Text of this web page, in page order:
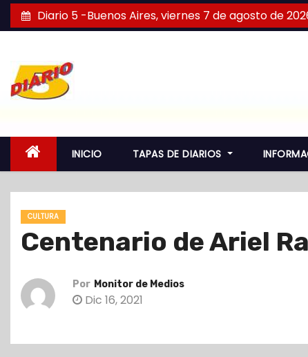
a
Diario 5 -Buenos Aires, viernes 7 de agosto de
INICIO TAPAS DE DIARIOS
CULTURA
Centenario de Ariel
Por Monitor de Medios
Dic 16, 2021